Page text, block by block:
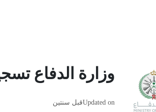
وزارة الدفاع
Updated onقبل سنتين